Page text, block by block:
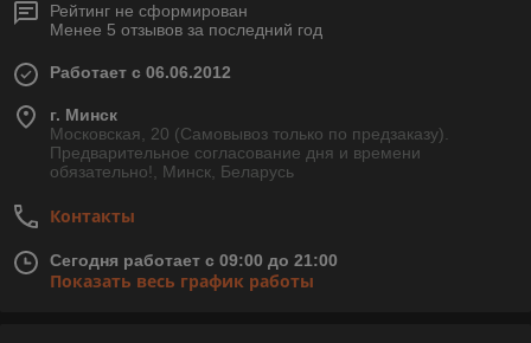
Рейтинг не сформирован
Менее 5 отзывов за последний год
Работает с 06.06.2012
г. Минск
Московская, 20 (Самовывоз только по предзаказу).
Предварительное согласование дня и времени
обязательно!, Минск, Беларусь
Контакты
Сегодня работает с 09:00 до 21:00
Показать весь график работы